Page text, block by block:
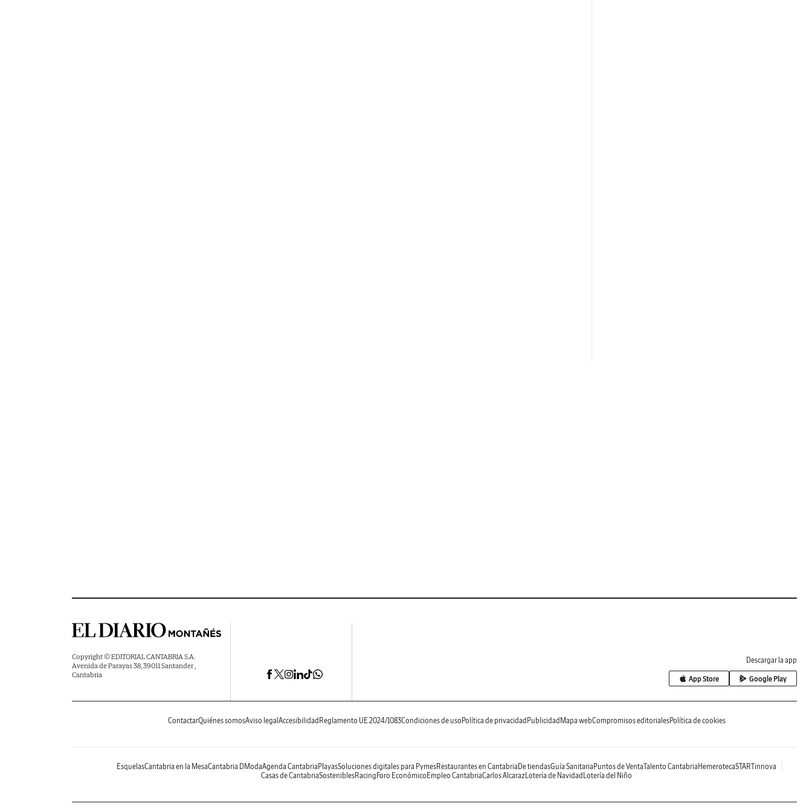
Copyright © EDITORIAL CANTABRIA S.A.
Avenida de Parayas 38, 39011 Santander ,
Cantabria
Descargar la app
App Store Google Play
ContactarQuiénes somosAviso legal Accesibilidad Reglamento UE 2024/1083Condiciones de uso Política de privacidad Publicidad Mapa webCompromisos editorialesPolítica de cookies
EsquelasCantabria en la MesaCantabria DModaAgenda Cantabria PlayasSoluciones digitales para PymesRestaurantes en Cantabria De tiendasGuía Sanitaria Puntos de VentaTalento Cantabria HemerotecaSTARTinnova
Casas de CantabriaSosteniblesRacing Foro Económico Empleo CantabriaCarlos AlcarazLotería de Navidad Lotería del Niño